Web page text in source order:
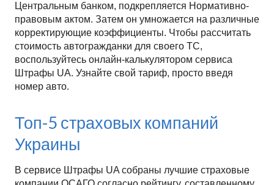
Центральным банком, подкрепляется Нормативно-
правовым актом. Затем он умножается на различные
корректирующие коэффициенты. Чтобы рассчитать
стоимость автогражданки для своего ТС,
воспользуйтесь онлайн-калькулятором сервиса
Штрафы UA. Узнайте свой тариф, просто введя
номер авто.
Топ-5 страховых компаний
Украины
В сервисе Штрафы UA собраны лучшие страховые